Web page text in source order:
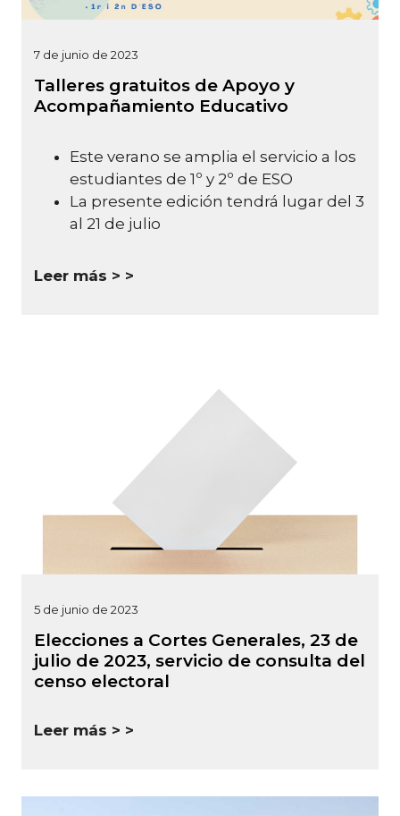
7 de junio de 2023
Talleres gratuitos de Apoyo y
Acompañamiento Educativo
Este verano se amplia el servicio a los
estudiantes de 1º y 2º de ESO
La presente edición tendrá lugar del 3
al 21 de julio
Leer más >
5 de junio de 2023
Elecciones a Cortes Generales, 23 de
julio de 2023, servicio de consulta del
censo electoral
Leer más >